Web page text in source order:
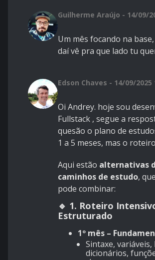
Guilherme Araújo - 14/09/
Um mês focando na
daí vê pra que lado tu
Edson Chaves - 14/09/2025
Oi Andrey. hoje sou
Fullstack , segue a
quesão o plano de
1 a 5 meses, mas o
Aqui estão alternativas
caminhos de estudo,
pode combinar:
🔹 1. Roteiro
Estruturado
1º mês –
Sintaxe, variáveis,
dicionários,